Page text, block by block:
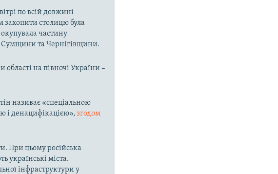
по всій довжині
захопити столицю була
окупувала частину
Сумщини та Чернігівщини.
області на півночі України –
називає «спеціальною
і денацифікацією»,згодом
При цьому російська
українські міста.
інфраструктури у